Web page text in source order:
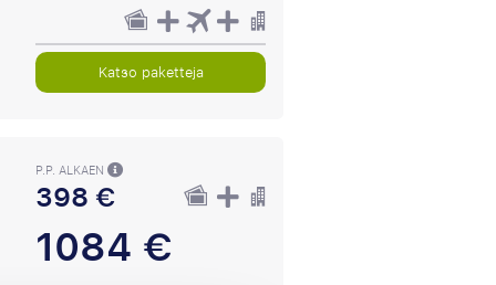
Katso paketteja
P.P. ALKAEN
398 €
1084 €